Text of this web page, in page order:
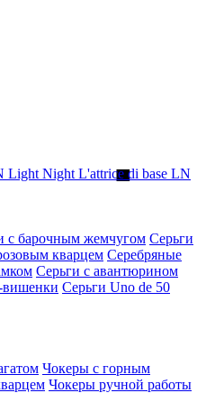
Light Night L'attrice di base LN
с барочным жемчугом Серьги
кварцем Серебряные
Серьги с авантюрином
вишенки Серьги Uno de 50
Чокеры с горным
Чокеры ручной работы